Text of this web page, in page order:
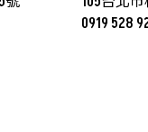
0919 528